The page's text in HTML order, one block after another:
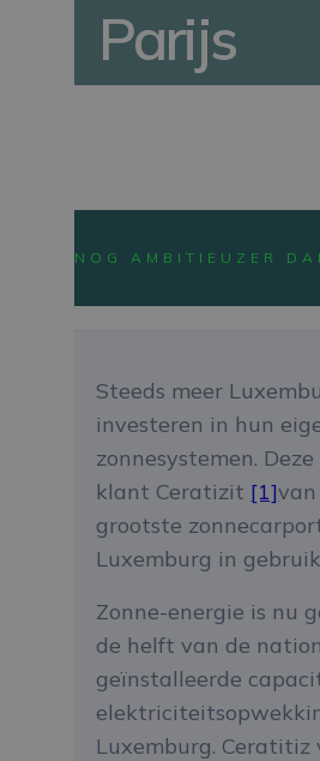
Parijs
NOG AMBITIEUZER
Steeds meer
investeren in hun
zonnesystemen.
klant Ceratizit [1]
grootste
Luxemburg in
Zonne-energie is nu
de helft van de
geïnstalleerde
Luxemburg. Ceratitiz